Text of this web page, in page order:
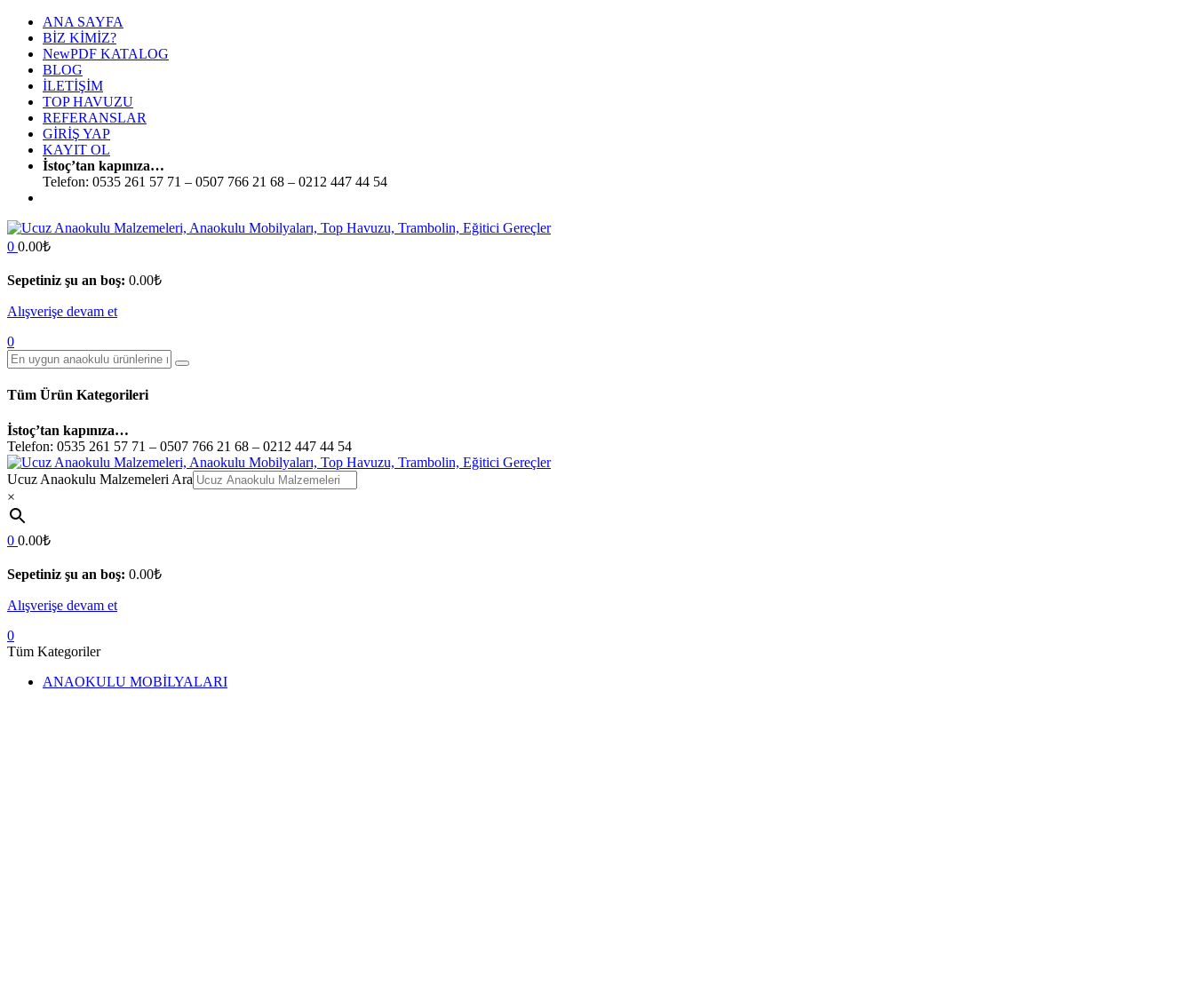
ANA SAYFA
BİZ KİMİZ?
NewPDF KATALOG
BLOG
İLETİŞİM
TOP HAVUZU
REFERANSLAR
GİRİŞ YAP
KAYIT OL
İstoç’tan kapınıza…
Telefon: 0535 261 57 71 – 0507 766 21 68 – 0212 447 44 54
0 0.00₺
Sepetiniz şu an boş: 0.00₺
Alışverişe devam et
0
Tüm Ürün Kategorileri
İstoç’tan kapınıza…
Telefon: 0535 261 57 71 – 0507 766 21 68 – 0212 447 44 54
Ucuz Anaokulu Malzemeleri Ara
×
0 0.00₺
Sepetiniz şu an boş: 0.00₺
Alışverişe devam et
0
Tüm Kategoriler
ANAOKULU MOBİLYALARI